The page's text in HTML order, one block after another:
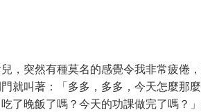
，突然有種莫名的感覺令我非常疲倦
就叫著：「多多，多多，今天怎麼那
了晚飯了嗎？今天的功課做完了嗎？